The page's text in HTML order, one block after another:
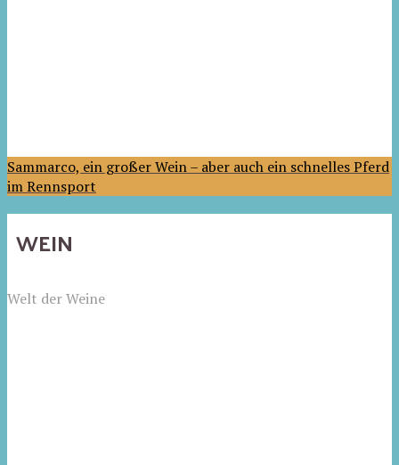
Sammarco, ein großer Wein – aber auch ein schnelles Pferd
im Rennsport
WEIN
Welt der Weine